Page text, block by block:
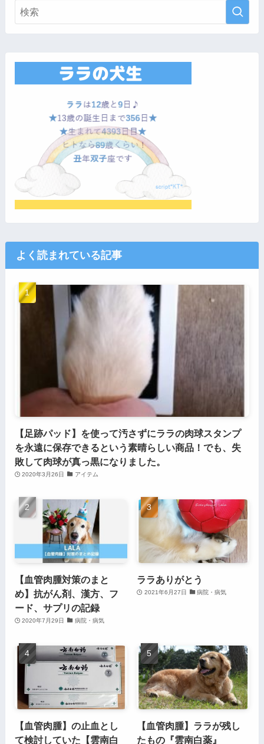
よく読まれている記事
【足跡パッド】を使って汚さずにララの肉球スタンプ
を永遠に保存できるという素晴らしい商品！でも、失
敗して肉球が真っ黒になりました。
2020年3月26日 アイテム
【血管肉腫対策のまと
め】抗がん剤、漢方、フ
ード、サプリの記録
2020年7月29日 病院・病気
ララありがとう
2021年6月27日 病院・病気
【血管肉腫】の止血とし
て検討していた【雲南白
【血管肉腫】ララが残し
たもの『雲南白薬』